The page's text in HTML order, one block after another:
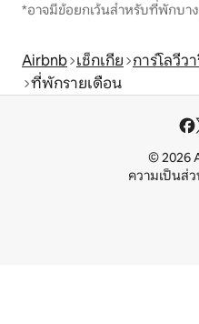
*อาจมีข้อยกเว้นสำหรับที่พักบา
Airbnb เช็กเกีย การ์โลวีว
ที่พักรายเดือน
© 2026
ความเป็นส่